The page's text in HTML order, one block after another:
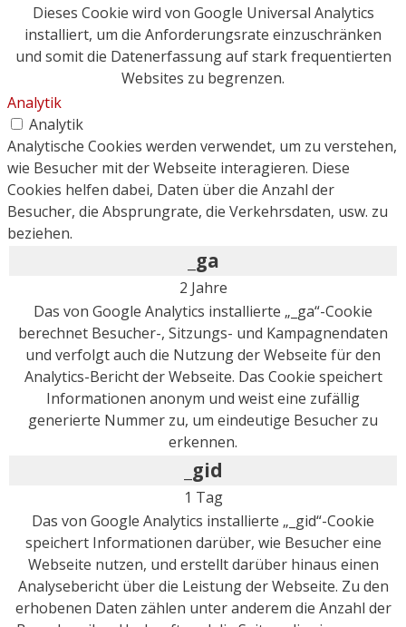
Dieses Cookie wird von Google Universal Analytics
installiert, um die Anforderungsrate einzuschränken
und somit die Datenerfassung auf stark frequentierten
Websites zu begrenzen.
Analytik
Analytik
Analytische Cookies werden verwendet, um zu verstehen,
wie Besucher mit der Webseite interagieren. Diese
Cookies helfen dabei, Daten über die Anzahl der
Besucher, die Absprungrate, die Verkehrsdaten, usw. zu
beziehen.
_ga
2 Jahre
Das von Google Analytics installierte „_ga“-Cookie
berechnet Besucher-, Sitzungs- und Kampagnendaten
und verfolgt auch die Nutzung der Webseite für den
Analytics-Bericht der Webseite. Das Cookie speichert
Informationen anonym und weist eine zufällig
generierte Nummer zu, um eindeutige Besucher zu
erkennen.
_gid
1 Tag
Das von Google Analytics installierte „_gid“-Cookie
speichert Informationen darüber, wie Besucher eine
Webseite nutzen, und erstellt darüber hinaus einen
Analysebericht über die Leistung der Webseite. Zu den
erhobenen Daten zählen unter anderem die Anzahl der